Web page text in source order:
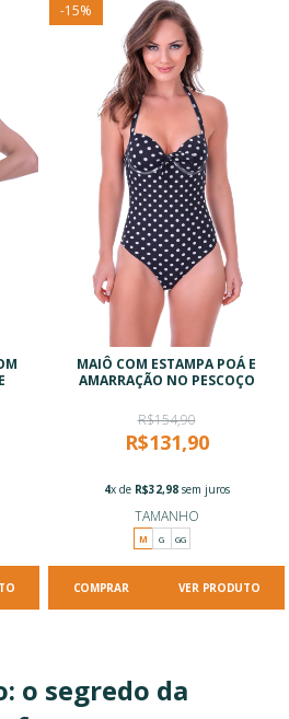
-15%
MAIÔ COM ESTAMPA POÁ E
AMARRAÇÃO NO PESCOÇO
R$154,90
R$131,90
4x de R$32,98sem juros
TAMANHO
M G GG
VER PRODUTO
o segredo da